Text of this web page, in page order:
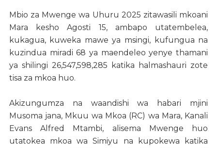
Mbio za Mwenge wa Uhuru 2025 zitawasili mkoani
Mara kesho Agosti 15, ambapo utatembelea,
kukagua, kuweka mawe ya msingi, kufungua na
kuzindua miradi 68 ya maendeleo yenye thamani
ya shilingi 26,547,598,285 katika halmashauri zote
tisa za mkoa huo.
Akizungumza na waandishi wa habari mjini
Musoma jana, Mkuu wa Mkoa (RC) wa Mara, Kanali
Evans Alfred Mtambi, alisema Mwenge huo
utatokea mkoa wa Simiyu na kupokewa katika